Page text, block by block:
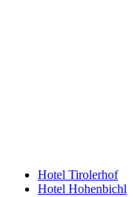
Hotel Tirolerhof
Hotel Hohenbichl